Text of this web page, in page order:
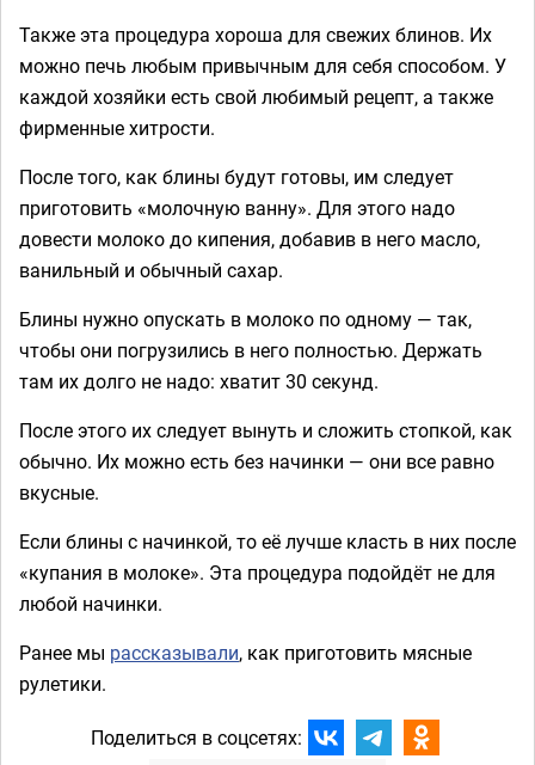
Также эта процедура хороша для свежих блинов. Их
можно печь любым привычным для себя способом. У
каждой хозяйки есть свой любимый рецепт, а также
фирменные хитрости.
После того, как блины будут готовы, им следует
приготовить «молочную ванну». Для этого надо
довести молоко до кипения, добавив в него масло,
ванильный и обычный сахар.
Блины нужно опускать в молоко по одному — так,
чтобы они погрузились в него полностью. Держать
там их долго не надо: хватит 30 секунд.
После этого их следует вынуть и сложить стопкой, как
обычно. Их можно есть без начинки — они все равно
вкусные.
Если блины с начинкой, то её лучше класть в них после
«купания в молоке». Эта процедура подойдёт не для
любой начинки.
Ранее мы рассказывали, как приготовить мясные
рулетики.
Поделиться в соцсетях: